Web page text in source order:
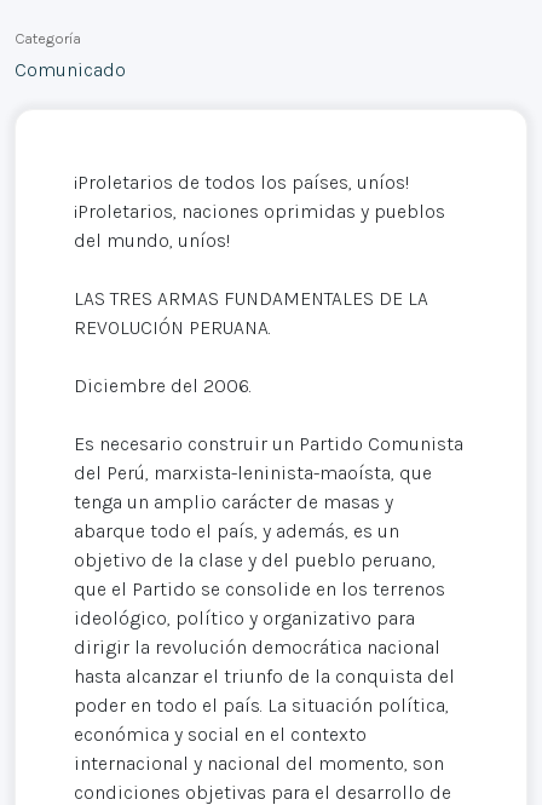
Categoría
Comunicado
¡Proletarios de todos los países, uníos!
¡Proletarios, naciones oprimidas y pueblos
del mundo, uníos!
LAS TRES ARMAS FUNDAMENTALES DE LA
REVOLUCIÓN PERUANA.
Diciembre del 2006.
Es necesario construir un Partido Comunista
del Perú, marxista-leninista-maoísta, que
tenga un amplio carácter de masas y
abarque todo el país, y además, es un
objetivo de la clase y del pueblo peruano,
que el Partido se consolide en los terrenos
ideológico, político y organizativo para
dirigir la revolución democrática nacional
hasta alcanzar el triunfo de la conquista del
poder en todo el país. La situación política,
económica y social en el contexto
internacional y nacional del momento, son
condiciones objetivas para el desarrollo de